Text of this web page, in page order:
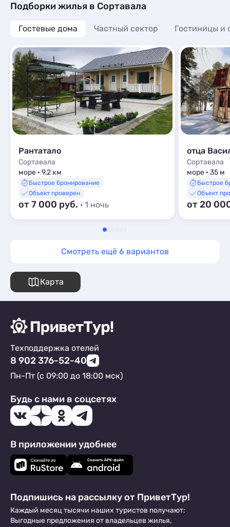
Подборки жилья в Сортавала
Гостевые дома Частный сектор Гостиницы и
Рантатало
Сортавала
море · 9,2 км
Быстрое бронирование
Объект проверен
от 7 000 руб. · 1 ночь
отца
Сортавала
море · 35 м
Быстрое
Объект
от 20
Смотреть ещё 6 вариантов
Карта
Техподдержка отелей
8 902 376-52-40
Пн-Пт (с 09:00 до 18:00 мск)
Будь с нами в соцсетях
В приложении удобнее
Подпишись на рассылку от ПриветТур!
Каждый месяц тысячи наших туристов получают:
Выгодные предложения от владельцев жилья,